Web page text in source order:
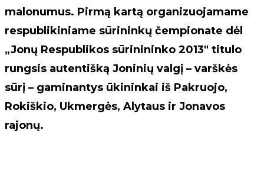
malonumus. Pirmą kartą organizuojamame
respublikiniame sūrininkų čempionate dėl
„Jonų Respublikos sūrinininko 2013" titulo
rungsis autentišką Joninių valgį – varškės
sūrį – gaminantys ūkininkai iš Pakruojo,
Rokiškio, Ukmergės, Alytaus ir Jonavos
rajonų.